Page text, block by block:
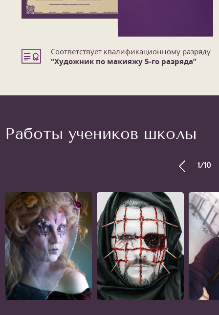
Соответствует квалификационному разряду
“Художник по макияжу 5-го разряда”
Работы учеников школы
1/10